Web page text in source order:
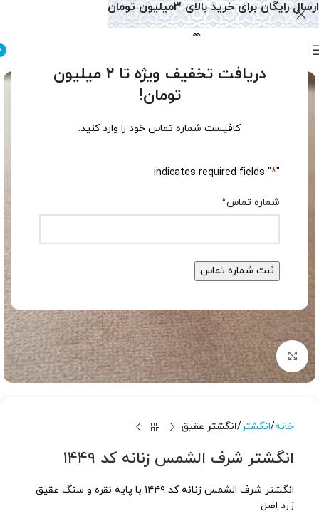
دریافت تخفیف ویژه تا 2 میلیون
تومان!
کافیست شماره تماس خود را وارد کنید.
"
*
" indicates required fields
شماره تماس*
برای بزرگنمایی کلیک کنید
خانه انگشتر انگشتر عقیق
انگشتر شرف الشمس زنانه کد ۱۴۴۹
انگشتر شرف الشمس زنانه کد ۱۴۴۹ با پایه نقره و سنگ عقیق
زرد اصل
ارسال رایگان برای خرید بالای 3میلیون تومان